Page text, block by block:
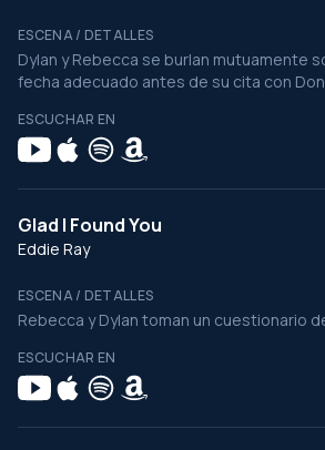
ESCENA / DETALLES
Dylan y Rebecca se burlan mutuamente
fecha adecuado antes de su cita con
ESCUCHAR EN
Glad I Found You
Eddie Ray
ESCENA / DETALLES
Rebecca y Dylan toman un cuestionario
ESCUCHAR EN